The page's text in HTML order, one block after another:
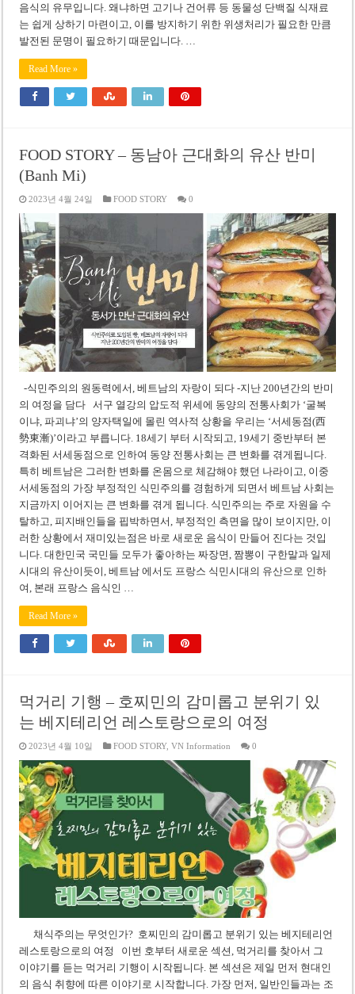
음식의 유무입니다. 왜냐하면 고기나 건어류 등 동물성 단백질 식재료
는 쉽게 상하기 마련이고, 이를 방지하기 위한 위생처리가 필요한 만큼
발전된 문명이 필요하기 때문입니다. …
Read More »
FOOD STORY – 동남아 근대화의 유산 반미
(Banh Mi)
2023년 4월 24일 FOOD STORY 0
-식민주의의 원동력에서, 베트남의 자랑이 되다 -지난 200년간의 반미
의 여정을 담다 서구 열강의 압도적 위세에 동양의 전통사회가 ‘굴복
이냐, 파괴냐’의 양자택일에 몰린 역사적 상황을 우리는 ‘서세동점(西
勢東漸)’이라고 부릅니다. 18세기 부터 시작되고, 19세기 중반부터 본
격화된 서세동점으로 인하여 동양 전통사회는 큰 변화를 겪게됩니다.
특히 베트남은 그러한 변화를 온몸으로 체감해야 했던 나라이고, 이중
서세동점의 가장 부정적인 식민주의를 경험하게 되면서 베트남 사회는
지금까지 이어지는 큰 변화를 겪게 됩니다. 식민주의는 주로 자원을 수
탈하고, 피지배인들을 핍박하면서, 부정적인 측면을 많이 보이지만, 이
러한 상황에서 재미있는점은 바로 새로운 음식이 만들어 진다는 것입
니다. 대한민국 국민들 모두가 좋아하는 짜장면, 짬뽕이 구한말과 일제
시대의 유산이듯이, 베트남 에서도 프랑스 식민시대의 유산으로 인하
여, 본래 프랑스 음식인 …
Read More »
먹거리 기행 – 호찌민의 감미롭고 분위기 있
는 베지테리언 레스토랑으로의 여정
2023년 4월 10일 FOOD STORY,VN Information 0
채식주의는 무엇인가? 호찌민의 감미롭고 분위기 있는 베지테리언
레스토랑으로의 여정 이번 호부터 새로운 섹션, 먹거리를 찾아서 그
이야기를 듣는 먹거리 기행이 시작됩니다. 본 섹션은 제일 먼저 현대인
의 음식 취향에 따른 이야기로 시작합니다. 가장 먼저, 일반인들과는 조